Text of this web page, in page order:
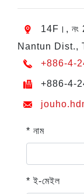
14F।, নং
Nantun Dist.,
+886-4-
+886-4-
* নাম
* ই-মেইল